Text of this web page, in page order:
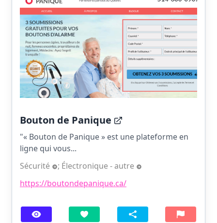
Bouton de Panique
"« Bouton de Panique » est une plateforme en
ligne qui vous...
Sécurité
; Électronique - autre
https://boutondepanique.ca/